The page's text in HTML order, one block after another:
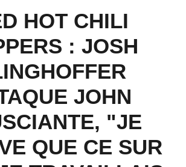
HOT CHILI
: JOSH
JOHN
"JE
QUE CE SUR